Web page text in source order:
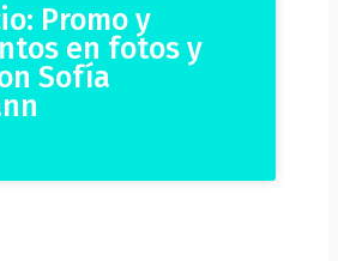
Promo y
en fotos y
Sofía